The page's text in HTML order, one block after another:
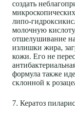
создать
липо-
молочную
отшелушивание
излишки жира,
кожи. Его не
формула также
склонной к
7. Кератоз пиларис